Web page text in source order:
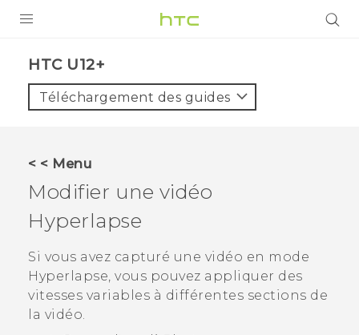
VIVE
VIVERSE
SUPPORT
Appareils HTC & Accessoires
Achat & Règlement Questions
HTC U12+‎
Téléchargement des guides
< < Menu
Modifier une vidéo
Hyperlapse
Si vous avez capturé une vidéo en mode
Hyperlapse, vous pouvez appliquer des
vitesses variables à différentes sections de
la vidéo.